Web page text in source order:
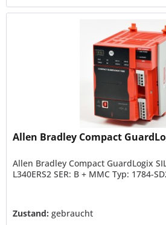
Allen Bradley Compact
Allen Bradley Compact GuardLogix
L340ERS2 SER: B + MMC Typ: 1784-
Zustand:gebraucht